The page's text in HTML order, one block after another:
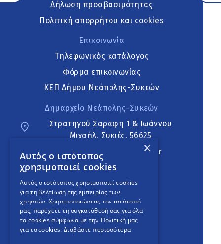
Δήλωση προσβασιμότητας
Πολιτική απορρήτου και cookies
Επικοινωνία
Τηλεφωνικός κατάλογος
Φόρμα επικοινωνίας
ΚΕΠ Δήμου Νεάπολης-Συκεών
Δημαρχείο Νεάπολης-Συκεών
Στρατηγού Σαράφη 1 & Ιωάννου
Μιχαήλ, Συκιές, 56625
neapoli.sykies@ddt.gov.gr
Ακολουθήστε
English Version
An project
×
Αυτός ο ιστότοπος
χρησιμοποιεί cookies
Αυτός ο ιστότοπος χρησιμοποιεί cookies
για τη βελτίωση της εμπειρίας των
χρηστών. Χρησιμοποιώντας τον ιστότοπό
μας, παρέχετε τη συγκατάθεσή σας για όλα
τα cookies σύμφωνα με την Πολιτική μας
για τα cookies. Διαβάστε περισσότερα